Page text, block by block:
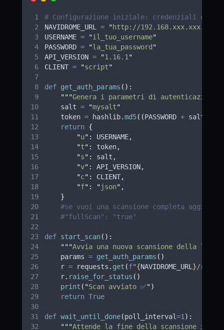
# Configurazione iniziale: credenziali e
NAVIDROME_URL = "http://192.168.xxx.xxx:4533
USERNAME = "il_tuo_username"
PASSWORD = "la_tua_password "
API_VERSION = "1.16.1 "
CLIENT = "script"
def get_auth_params ():
"""Genera i parametri di autenticazione
    salt
= "mysalt"
    token
= hashlib.md5((PASSWORD + salt
return {
"u" : USERNAME,
"t" : token,
"s" : salt ,
"v" : API_VERSION,
"c" : CLIENT,
"f" : "json" ,
}
#se vuoi una scansione completa
#"fullScan": "true"
def start_scan():
"""Avvia una nuova scansione della
    params
= get_auth_params ()
    r
= requests . get (f"{NAVIDROME_URL }/rest/
    r
. raise_for_status ()
print ( "Scan avviato ✅")
return True
def wait_until_done(poll_interval=1 ):
"""Attende la fine della scansione